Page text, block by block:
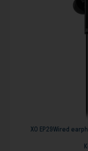
XO EP29Wired